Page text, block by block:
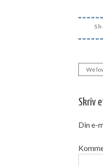
We
Skriv
Din e-